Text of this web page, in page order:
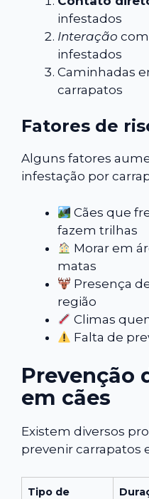
infestados
Interação
infestados
Caminhadas
carrapatos
Fatores de
Alguns fatores
infestação por
Cães que
fazem trilhas
Morar em
matas
Presença
região
Climas
Falta de
Prevenção
em cães
Existem diversos
prevenir carrapatos
Tipo de